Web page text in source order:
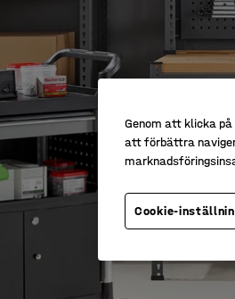
Genom att klicka
att förbättra
Cookie-